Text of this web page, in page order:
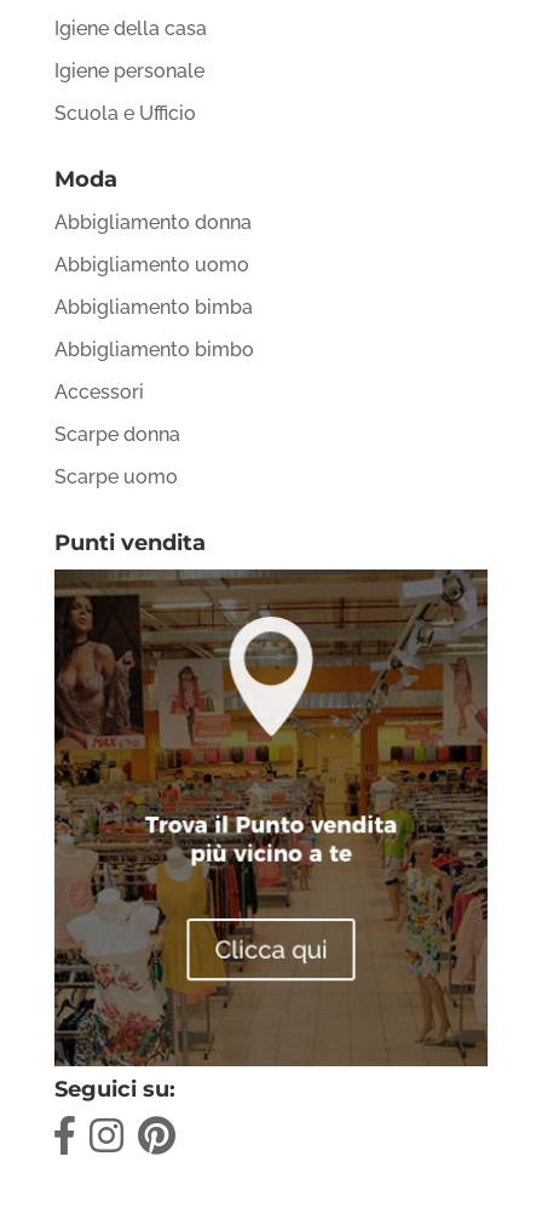
Igiene della casa
Igiene personale
Scuola e Ufficio
Moda
Abbigliamento donna
Abbigliamento uomo
Abbigliamento bimba
Abbigliamento bimbo
Accessori
Scarpe donna
Scarpe uomo
Punti vendita
Seguici su: